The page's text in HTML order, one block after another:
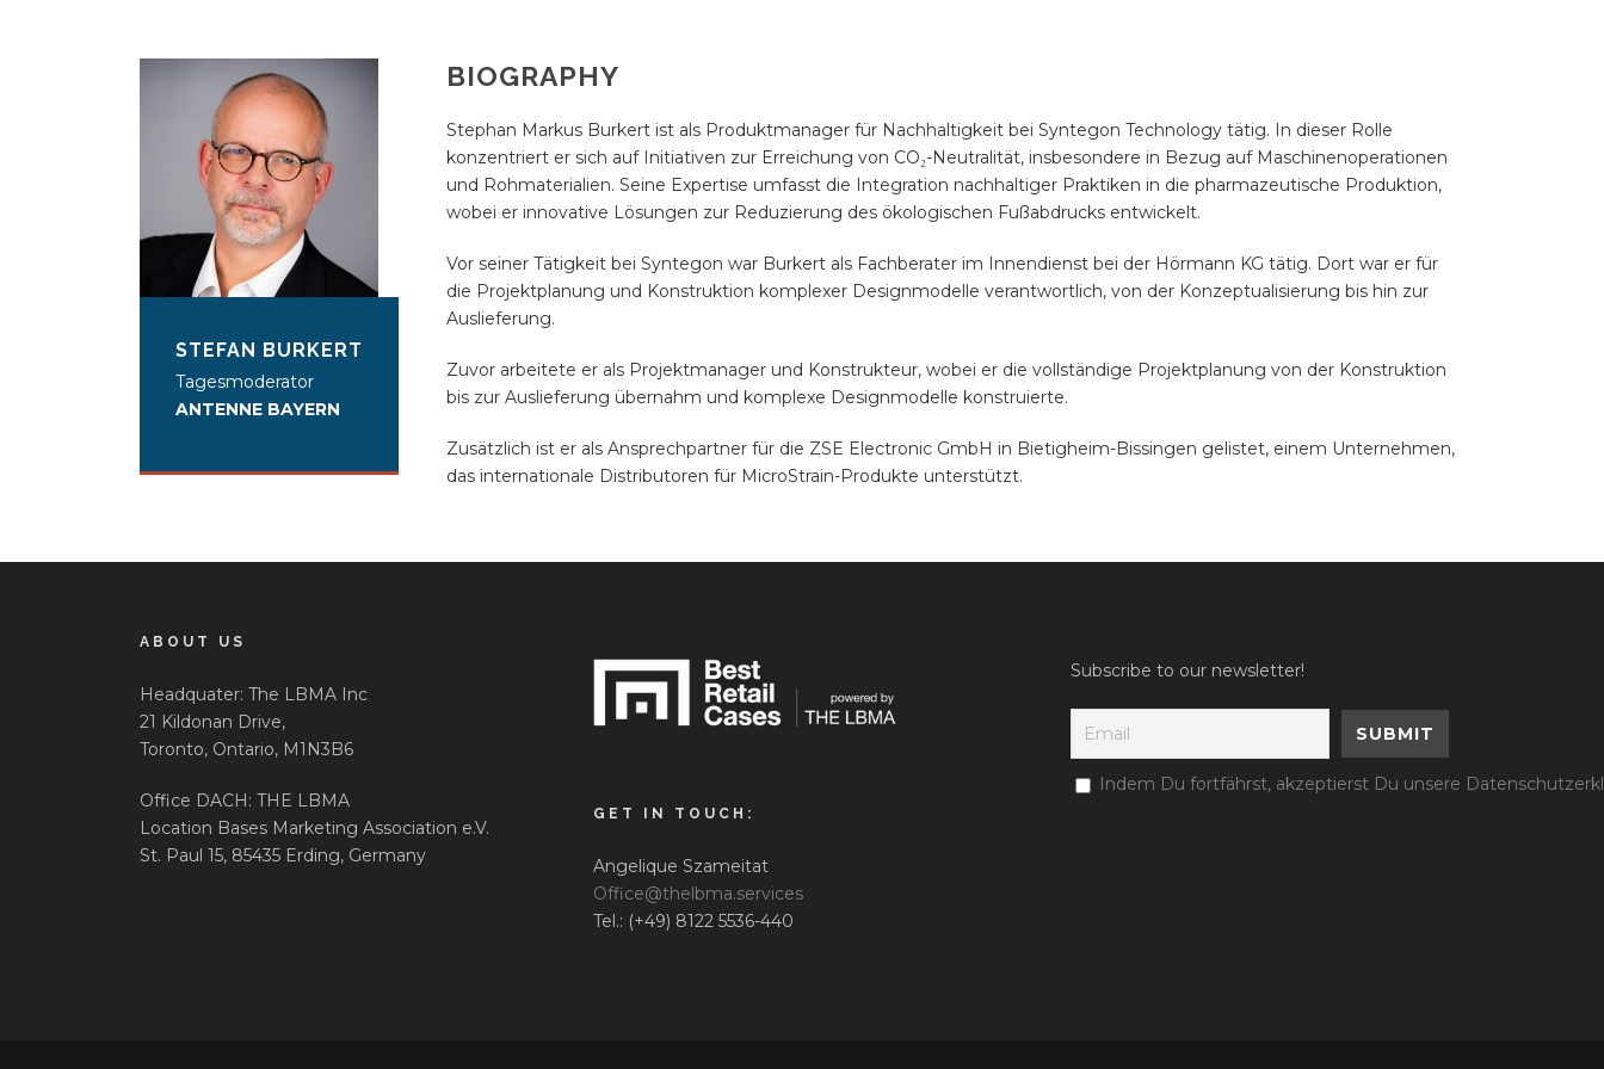
STEFAN BURKERT
Tagesmoderator
ANTENNE BAYERN
BIOGRAPHY
Stephan Markus Burkert ist als Produktmanager für Nachhaltigkeit bei Syntegon Technology tätig. In dieser Rolle
konzentriert er sich auf Initiativen zur Erreichung von CO₂-Neutralität, insbesondere in Bezug auf Maschinenoperationen
und Rohmaterialien. Seine Expertise umfasst die Integration nachhaltiger Praktiken in die pharmazeutische Produktion,
wobei er innovative Lösungen zur Reduzierung des ökologischen Fußabdrucks entwickelt.
Vor seiner Tätigkeit bei Syntegon war Burkert als Fachberater im Innendienst bei der Hörmann KG tätig. Dort war er für
die Projektplanung und Konstruktion komplexer Designmodelle verantwortlich, von der Konzeptualisierung bis hin zur
Auslieferung.
Zuvor arbeitete er als Projektmanager und Konstrukteur, wobei er die vollständige Projektplanung von der Konstruktion
bis zur Auslieferung übernahm und komplexe Designmodelle konstruierte.
Zusätzlich ist er als Ansprechpartner für die ZSE Electronic GmbH in Bietigheim-Bissingen gelistet, einem Unternehmen,
das internationale Distributoren für MicroStrain-Produkte unterstützt.
ABOUT US
Headquater: The LBMA Inc
21 Kildonan Drive,
Toronto, Ontario, M1N3B6
Office DACH: THE LBMA
Location Bases Marketing Association e.V.
St. Paul 15, 85435 Erding, Germany
GET IN TOUCH:
Angelique Szameitat
Office@thelbma.services
Tel.: (+49) 8122 5536-440
Subscribe to our newsletter!
Indem Du fortfährst, akzeptierst Du unsere